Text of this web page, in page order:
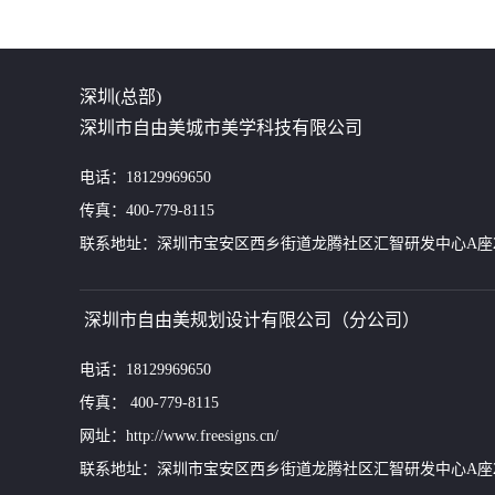
深圳(总部)
深圳市自由美城市美学科技有限公司
电话：18129969650
传真：400-779-8115
联系地址：深圳市宝安区西乡街道龙腾社区汇智研发中心A座
深圳市自由美规划设计有限公司（分公司）
电话：18129969650
传真： 400-779-8115
网址：http://www.freesigns.cn/
联系地址：深圳市宝安区西乡街道龙腾社区汇智研发中心A座